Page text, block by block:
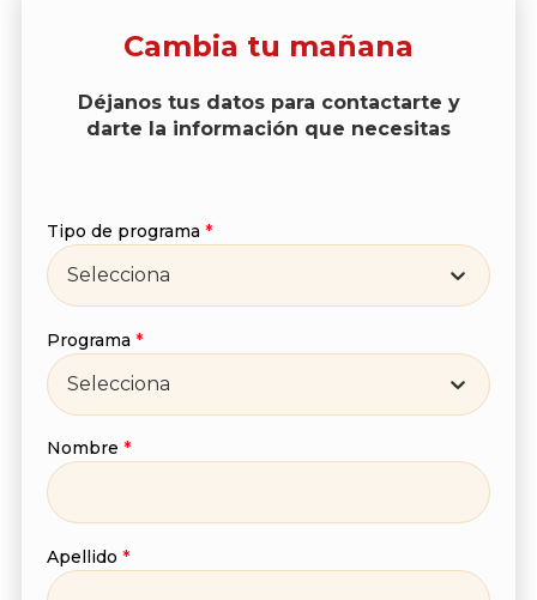
Suscríbete a nuestro
Newsletter
Recibe lo más reciente en tu correo
Nombre *
Cambia tu mañana
Déjanos tus datos para contactarte y
darte la información que necesitas
Tipo de programa *
Selecciona
Programa *
Selecciona
Nombre *
Apellido *